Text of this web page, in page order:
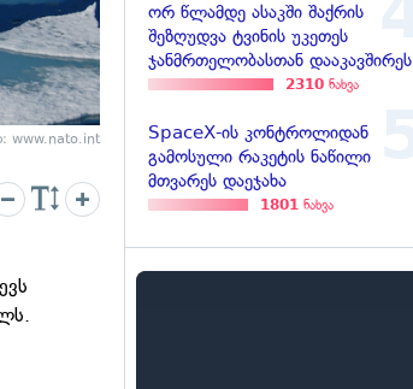
www.nato.int
ორ წლამდე ასაკში შაქრის
შეზღუდვა ტვინის უკეთეს
ჯანმრთელობასთან დააკავშირეს
2310 ნახვა
SpaceX-ის კონტროლიდან
გამოსული რაკეტის ნაწილი
მთვარეს დაეჯახა
1801 ნახვა